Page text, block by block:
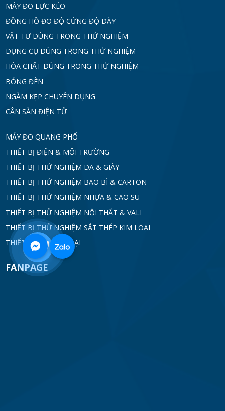
MÁY ĐO LỰC KÉO
ĐỒNG HỒ ĐO ĐỘ CỨNG ĐỘ DÀY
VẬT TƯ DÙNG TRONG THỬ NGHIỆM
DỤNG CỤ DÙNG TRONG THỬ NGHIỆM
HÓA CHẤT DÙNG TRONG THỬ NGHIỆM
BÓNG ĐÈN
NGÀM KẸP CHUYÊN DỤNG
CÂN SÀN ĐIỆN TỬ
MÁY ĐO QUANG PHỔ
THIẾT BỊ ĐIỆN & MÔI TRƯỜNG
THIẾT BỊ THỬ NGHIỆM DA & GIÀY
THIẾT BỊ THỬ NGHIỆM BAO BÌ & CARTON
THIẾT BỊ THỬ NGHIỆM NHỰA & CAO SU
THIẾT BỊ THỬ NGHIỆM NỘI THẤT & VALI
THIẾT BỊ THỬ NGHIỆM SẮT THÉP KIM LOẠI
THIẾT BỊ DÒ KIM LOẠI
FANPAGE
0968
332